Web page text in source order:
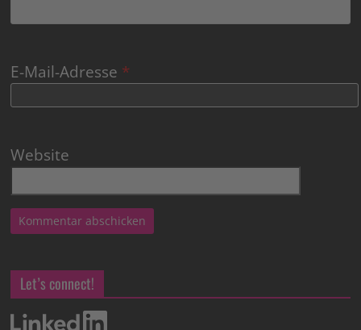
E-Mail-Adresse *
Website
Let’s connect!